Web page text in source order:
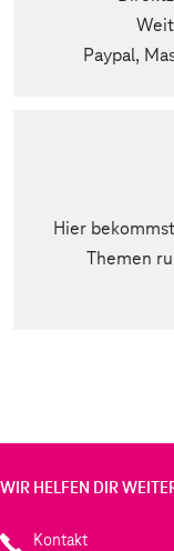
Paypal,
Hier
Themen
WIR HELFEN DIR
Kontakt